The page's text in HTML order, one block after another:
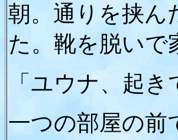
朝。通りを挟ん
た。靴を脱いで
「ユウナ、起
一つの部屋の前